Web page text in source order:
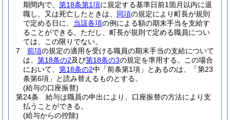
期間内で、 第18条第1項に規定する基準日前1箇月以内に退
職し、又は死亡したときは、 同項の規定により町長が規則
で定める日に、 当該各項の例による額の期末手当を支給す
ることができる。 ただし、町長が規則で定める職員につい
ては、この限りでない。
7
前項の規定の適用を受ける職員の期末手当の支給について
は、 第18条の2及び第18条の3の規定を準用する。
この場合
において、 第18条の2中「前条第1項」とあるのは、「第23
条第6項」と読み替えるものとする。
(給与の口座振替)
第24条
給与は職員の申出により、口座振替の方法により支
払うことができる。
(給与からの控除)